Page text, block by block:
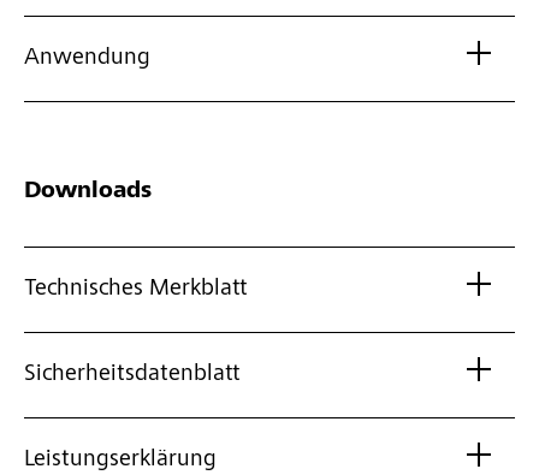
Anwendung
Downloads
Technisches Merkblatt
Sicherheitsdatenblatt
Leistungserklärung